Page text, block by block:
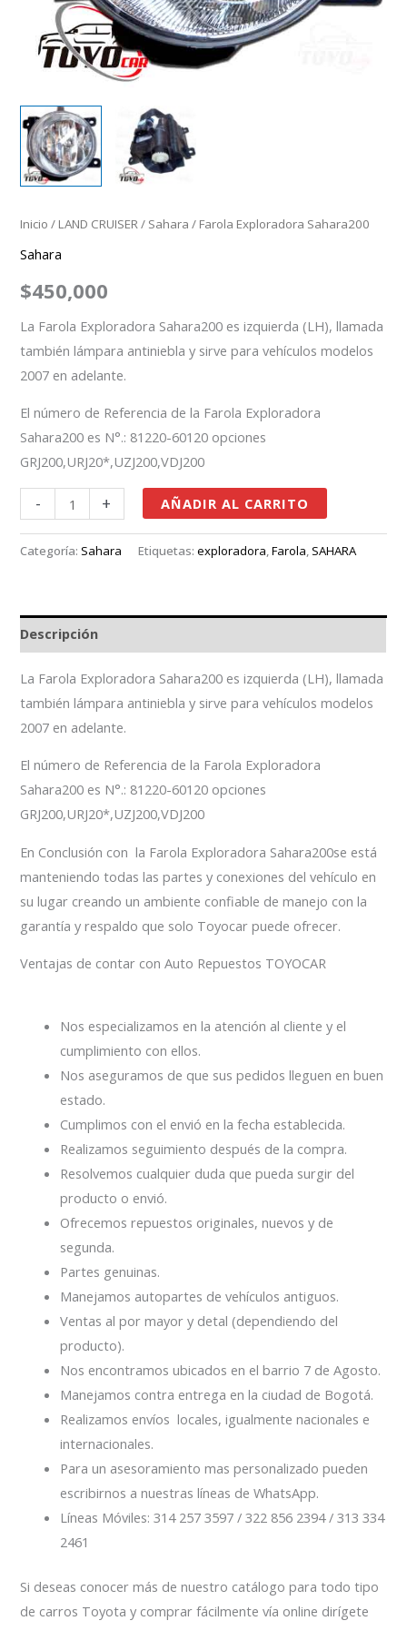
Inicio / LAND CRUISER/ Sahara / Farola Exploradora Sahara200
Sahara
$450,000
La Farola Exploradora Sahara200 es izquierda (LH), llamada
también lámpara antiniebla y sirve para vehículos modelos
2007 en adelante.
El número de Referencia de la Farola Exploradora
Sahara200 es N°.: 81220-60120 opciones
GRJ200,URJ20*,UZJ200,VDJ200
- + AÑADIR AL CARRITO
Categoría: Sahara Etiquetas:exploradora,Farola, SAHARA
Descripción
La Farola Exploradora Sahara200 es izquierda (LH), llamada
también lámpara antiniebla y sirve para vehículos modelos
2007 en adelante.
El número de Referencia de la Farola Exploradora
Sahara200 es N°.: 81220-60120 opciones
GRJ200,URJ20*,UZJ200,VDJ200
En Conclusión con la Farola Exploradora Sahara200se está
manteniendo todas las partes y conexiones del vehículo en
su lugar creando un ambiente confiable de manejo con la
garantía y respaldo que solo Toyocar puede ofrecer.
Ventajas de contar con Auto Repuestos TOYOCAR
Nos especializamos en la atención al cliente y el
cumplimiento con ellos.
Nos aseguramos de que sus pedidos lleguen en buen
estado.
Cumplimos con el envió en la fecha establecida.
Realizamos seguimiento después de la compra.
Resolvemos cualquier duda que pueda surgir del
producto o envió.
Ofrecemos repuestos originales, nuevos y de
segunda.
Partes genuinas.
Manejamos autopartes de vehículos antiguos.
Ventas al por mayor y detal (dependiendo del
producto).
Nos encontramos ubicados en el barrio 7 de Agosto.
Manejamos contra entrega en la ciudad de Bogotá.
Realizamos envíos locales, igualmente nacionales e
internacionales.
Para un asesoramiento mas personalizado pueden
escribirnos a nuestras líneas de WhatsApp.
Líneas Móviles: 314 257 3597 / 322 856 2394 / 313 334
2461
Si deseas conocer más de nuestro catálogo para todo tipo
de carros Toyota y comprar fácilmente vía online dirígete